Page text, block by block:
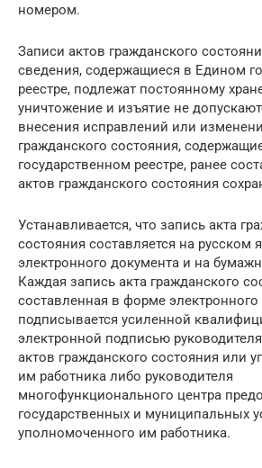
номером.
Записи актов гражданского
сведения, содержащиеся в Едином
реестре, подлежат постоянному
уничтожение и изъятие не
внесения исправлений или
гражданского состояния,
государственном реестре, ранее
актов гражданского состояния
Устанавливается, что запись акта
состояния составляется на русском
электронного документа и на
Каждая запись акта гражданского
составленная в форме электронного
подписывается усиленной
электронной подписью
актов гражданского состояния или
им работника либо руководителя
многофункционального центра
государственных и муниципальных
уполномоченного им работника.